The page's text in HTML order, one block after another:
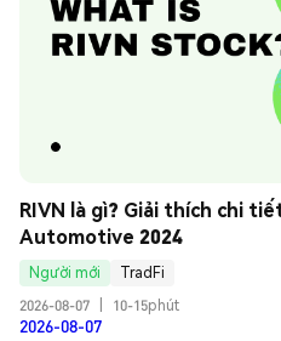
RIVN là gì? Giải thích chi
Automotive 2024
Người mới
TradFi
2026-08-07
10-15phút
2026-08-07